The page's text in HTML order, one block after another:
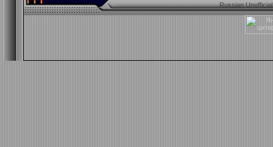
Russian